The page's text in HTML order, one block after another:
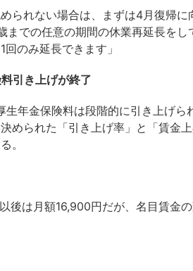
られない場合は、まずは4月復帰
までの任意の期間の休業再延長を
のみ延長できます」
引き上げが終了
年金保険料は段階的に引き上げら
められた「引き上げ率」と「賃金
。
後は月額16,900円だが、名目賃金